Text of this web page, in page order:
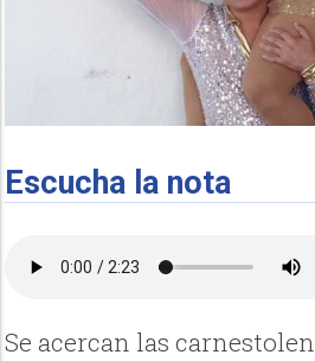
Escucha la nota
Se acercan las